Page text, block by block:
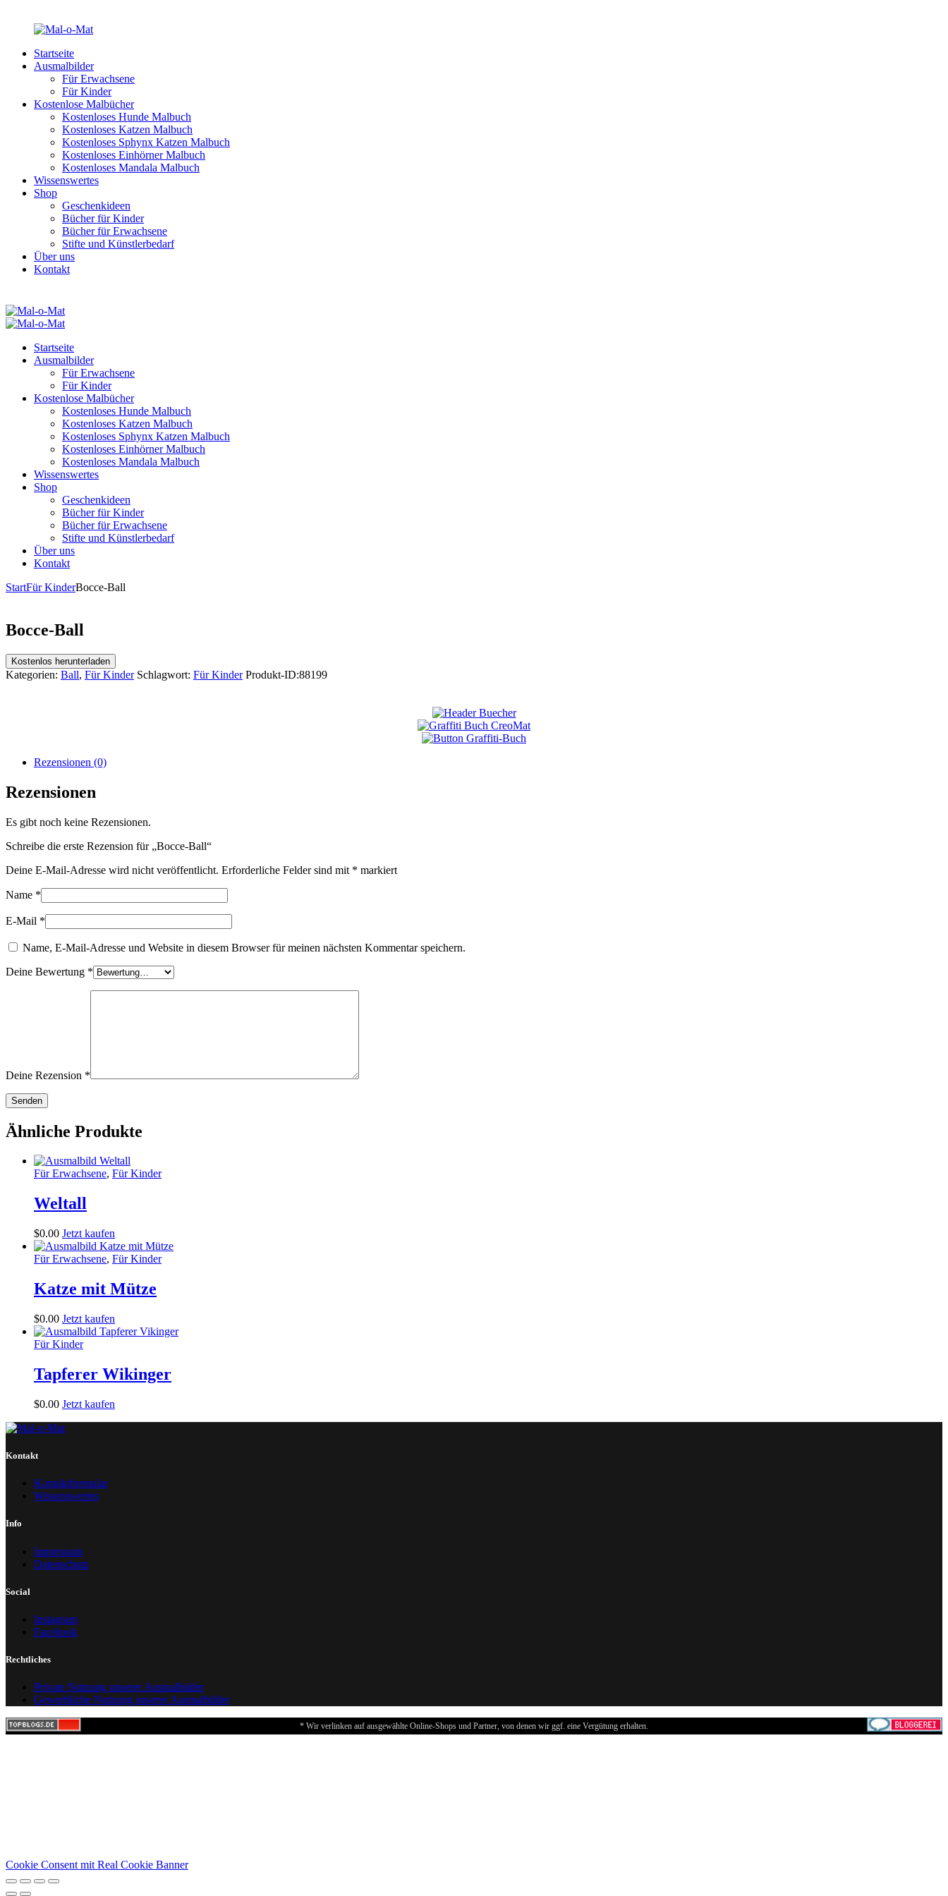
Startseite
Ausmalbilder
Für Erwachsene
Für Kinder
Kostenlose Malbücher
Kostenloses Hunde Malbuch
Kostenloses Katzen Malbuch
Kostenloses Sphynx Katzen Malbuch
Kostenloses Einhörner Malbuch
Kostenloses Mandala Malbuch
Wissenswertes
Shop
Geschenkideen
Bücher für Kinder
Bücher für Erwachsene
Stifte und Künstlerbedarf
Über uns
Kontakt
Startseite
Ausmalbilder
Für Erwachsene
Für Kinder
Kostenlose Malbücher
Kostenloses Hunde Malbuch
Kostenloses Katzen Malbuch
Kostenloses Sphynx Katzen Malbuch
Kostenloses Einhörner Malbuch
Kostenloses Mandala Malbuch
Wissenswertes
Shop
Geschenkideen
Bücher für Kinder
Bücher für Erwachsene
Stifte und Künstlerbedarf
Über uns
Kontakt
StartFür KinderBocce-Ball
Bocce-Ball
Kostenlos herunterladen
Kategorien: Ball, Für Kinder Schlagwort: Für Kinder Produkt-ID:88199
Rezensionen (0)
Rezensionen
Es gibt noch keine Rezensionen.
Schreibe die erste Rezension für „Bocce-Ball“
Deine E-Mail-Adresse wird nicht veröffentlicht. Erforderliche Felder sind mit * markiert
Name *
E-Mail *
Name, E-Mail-Adresse und Website in diesem Browser für meinen nächsten Kommentar speichern.
Deine Bewertung *
Deine Rezension *
Ähnliche Produkte
Für Erwachsene, Für Kinder
Weltall
$0.00 Jetzt kaufen
Für Erwachsene, Für Kinder
Katze mit Mütze
$0.00 Jetzt kaufen
Für Kinder
Tapferer Wikinger
$0.00 Jetzt kaufen
Kontakt
Kontaktformular
Wissenswertes
Info
Impressum
Datenschutz
Social
Instagram
Facebook
Rechtliches
Private Nutzung unserer Ausmalbilder
Gewerbliche Nutzung unserer Ausmalbilder
* Wir verlinken auf ausgewählte Online-Shops und Partner, von denen wir ggf. eine Vergütung erhalten.
Cookie Consent mit Real Cookie Banner